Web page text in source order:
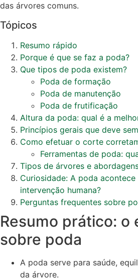
das árvores comuns.
Tópicos
Resumo rápido
Porque é que se faz a poda?
Que tipos de poda existem?
Poda de formação
Poda de manutenção
Poda de frutificação
Altura da poda: qual é a
Princípios gerais que deve
Como efetuar o corte
Ferramentas de poda:
Tipos de árvores e
Curiosidade: A poda acontece
intervenção humana?
Perguntas frequentes sobre
Resumo prático: o
sobre poda
A poda serve para saúde,
da árvore.